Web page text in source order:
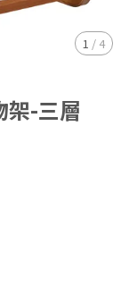
1 / 4
架-三層